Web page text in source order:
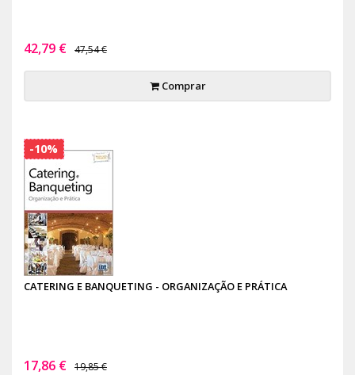
42,79 € 47,54 €
Comprar
CATERING E BANQUETING - ORGANIZAÇÃO E PRÁTICA
17,86 € 19,85 €
-10%